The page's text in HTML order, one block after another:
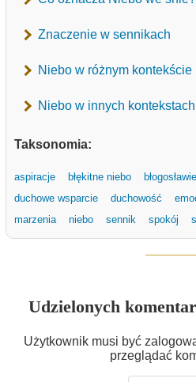
Znaczenie w sennikach
Niebo w różnym
Niebo w innych
Taksonomia:
aspiracje błękitne niebo
duchowe wsparcie
duchowość
marzenia
niebo sennik spokój
Udzielonych
Użytkownik musi być
przeglądać